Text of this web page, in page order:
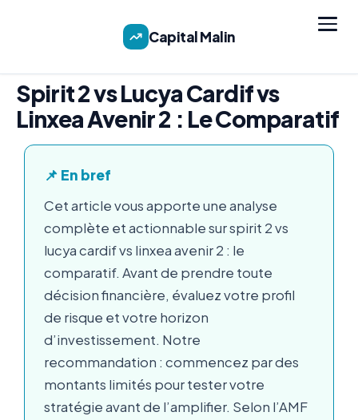
Capital Malin
Spirit 2 vs Lucya Cardif vs
Linxea Avenir 2 : Le Comparatif
📌 En bref
Cet article vous apporte une analyse
complète et actionnable sur spirit 2 vs
lucya cardif vs linxea avenir 2 : le
comparatif. Avant de prendre toute
décision financière, évaluez votre profil
de risque et votre horizon
d’investissement. Notre
recommandation : commencez par des
montants limités pour tester votre
stratégie avant de l’amplifier. Selon l’AMF